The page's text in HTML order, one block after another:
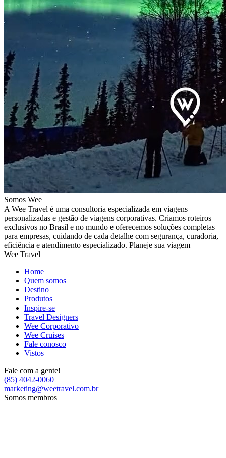
Somos Wee
A Wee Travel é uma consultoria especializada em viagens
personalizadas e gestão de viagens corporativas. Criamos roteiros
exclusivos no Brasil e no mundo e oferecemos soluções completas
para empresas, cuidando de cada detalhe com segurança, curadoria,
eficiência e atendimento especializado. Planeje sua viagem
Wee Travel
Home
Quem somos
Destino
Produtos
Inspire-se
Travel Designers
Wee Corporativo
Wee Cruises
Fale conosco
Vistos
Fale com a gente!
(85) 4042-0060
marketing@weetravel.com.br
Somos membros